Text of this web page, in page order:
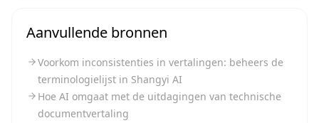
Aanvullende bronnen
Voorkom inconsistenties in vertalingen: beheers de
terminologielijst in Shangyi AI
Hoe AI omgaat met de uitdagingen van technische
documentvertaling